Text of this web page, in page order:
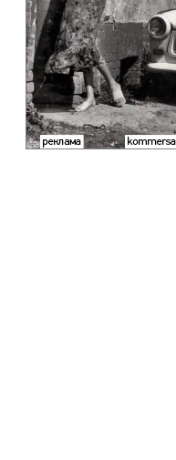
Евгений
Павленко,
Коммерсантъ